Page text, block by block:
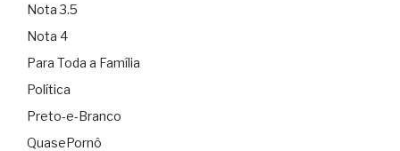
Nota 3.5
Nota 4
Para Toda a Família
Política
Preto-e-Branco
QuasePornô